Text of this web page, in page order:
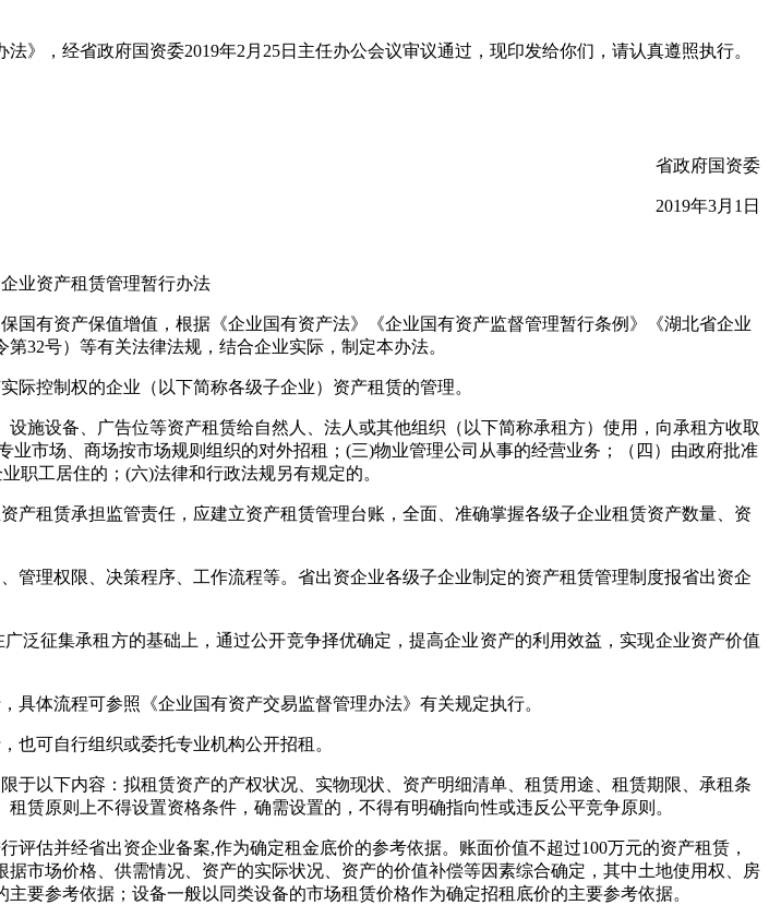
，经省政府国资委2019年2月25日主任办公会议审议通过，现印发给你们，请认真遵照执行。
省政府国资委
2019年3月1日
业资产租赁管理暂行办法
有资产保值增值，根据《企业国有资产法》《企业国有资产监督管理暂行条例》《湖北省企业
32号）等有关法律法规，结合企业实际，制定本办法。
控制权的企业（以下简称各级子企业）资产租赁的管理。
施设备、广告位等资产租赁给自然人、法人或其他组织（以下简称承租方）使用，向承租方收取
市场、商场按市场规则组织的对外招租；(三)物业管理公司从事的经营业务；（四）由政府批准
职工居住的；(六)法律和行政法规另有规定的。
租赁承担监管责任，应建立资产租赁管理台账，全面、准确掌握各级子企业租赁资产数量、资
理权限、决策程序、工作流程等。省出资企业各级子企业制定的资产租赁管理制度报省出资企
泛征集承租方的基础上，通过公开竞争择优确定，提高企业资产的利用效益，实现企业资产价值
体流程可参照《企业国有资产交易监督管理办法》有关规定执行。
也可自行组织或委托专业机构公开招租。
以下内容：拟租赁资产的产权状况、实物现状、资产明细清单、租赁用途、租赁期限、承租条
赁原则上不得设置资格条件，确需设置的，不得有明确指向性或违反公平竞争原则。
估并经省出资企业备案,作为确定租金底价的参考依据。账面价值不超过100万元的资产租赁，
市场价格、供需情况、资产的实际状况、资产的价值补偿等因素综合确定，其中土地使用权、房
要参考依据；设备一般以同类设备的市场租赁价格作为确定招租底价的主要参考依据。